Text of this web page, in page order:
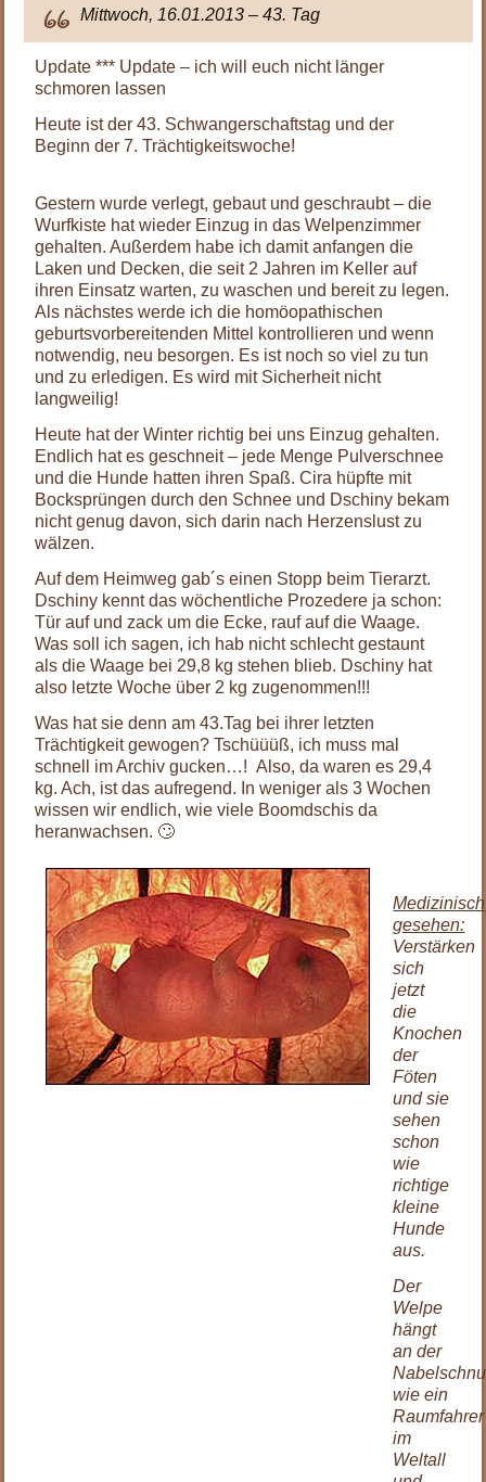
Mittwoch, 16.01.2013 – 43. Tag
Update *** Update – ich will euch nicht länger
schmoren lassen
Heute ist der 43. Schwangerschaftstag und der
Beginn der 7. Trächtigkeitswoche!
Gestern wurde verlegt, gebaut und geschraubt – die
Wurfkiste hat wieder Einzug in das Welpenzimmer
gehalten. Außerdem habe ich damit anfangen die
Laken und Decken, die seit 2 Jahren im Keller auf
ihren Einsatz warten, zu waschen und bereit zu legen.
Als nächstes werde ich die homöopathischen
geburtsvorbereitenden Mittel kontrollieren und wenn
notwendig, neu besorgen. Es ist noch so viel zu tun
und zu erledigen. Es wird mit Sicherheit nicht
langweilig!
Heute hat der Winter richtig bei uns Einzug gehalten.
Endlich hat es geschneit – jede Menge Pulverschnee
und die Hunde hatten ihren Spaß. Cira hüpfte mit
Bocksprüngen durch den Schnee und Dschiny bekam
nicht genug davon, sich darin nach Herzenslust zu
wälzen.
Auf dem Heimweg gab´s einen Stopp beim Tierarzt.
Dschiny kennt das wöchentliche Prozedere ja schon:
Tür auf und zack um die Ecke, rauf auf die Waage.
Was soll ich sagen, ich hab nicht schlecht gestaunt
als die Waage bei 29,8 kg stehen blieb. Dschiny hat
also letzte Woche über 2 kg zugenommen!!!
Was hat sie denn am 43.Tag bei ihrer letzten
Trächtigkeit gewogen? Tschüüüß, ich muss mal
schnell im Archiv gucken…! Also, da waren es 29,4
kg. Ach, ist das aufregend. In weniger als 3 Wochen
wissen wir endlich, wie viele Boomdschis da
heranwachsen. 🙄
Medizinisch
gesehen:
Verstärken
sich
jetzt
die
Knochen
der
Föten
und sie
sehen
schon
wie
richtige
kleine
Hunde
aus.
Der
Welpe
hängt
an der
wie ein
Raumfahrer
im
Weltall